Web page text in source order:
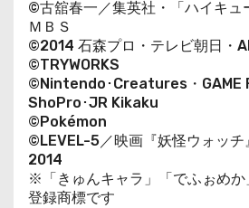
©古舘春一／集英社・「ハイキュ
ＭＢＳ
©2014 石森プロ・テレビ朝日・
©TRYWORKS
©Nintendo･Creatures・GAME
ShoPro･JR Kikaku
©Pokémon
©LEVEL-5／映画『妖怪ウォッチ
2014
※「きゅんキャラ」「でふぉめ
登録商標です